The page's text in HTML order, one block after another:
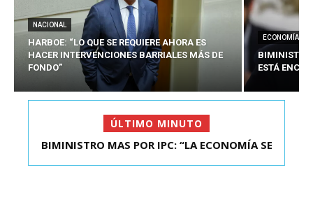
NACIONAL
HARBOE: “LO QUE SE REQUIERE AHORA ES
HACER INTERVENCIONES BARRIALES MÁS DE
FONDO”
ECONOMÍA
BIMINISTRO
ESTÁ
ÚLTIMO MINUTO
KAST SE REUNIÓ CON EL PRESIDENTE ELECTO DE
BIMINISTRO MAS POR IPC: “LA ECONOMÍA SE